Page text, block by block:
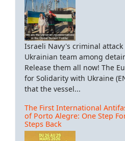
Israeli Navy's criminal attack
Ukrainian team among
Release them all now! The
for Solidarity with Ukraine
that the vessel...
The First International
of Porto Alegre: One Step
Steps Back